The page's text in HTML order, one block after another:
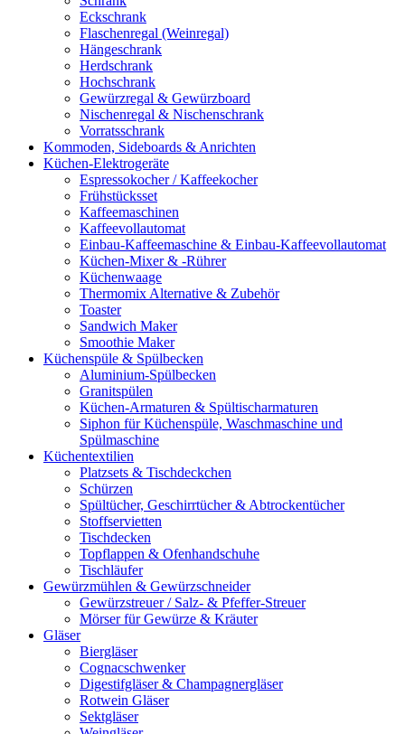
Eckschrank
Flaschenregal (Weinregal)
Hängeschrank
Herdschrank
Hochschrank
Gewürzregal & Gewürzboard
Nischenregal & Nischenschrank
Vorratsschrank
Kommoden, Sideboards & Anrichten
Küchen-Elektrogeräte
Espressokocher / Kaffeekocher
Frühstücksset
Kaffeemaschinen
Kaffeevollautomat
Einbau-Kaffeemaschine & Einbau-Kaffeevollautomat
Küchen-Mixer & -Rührer
Küchenwaage
Thermomix Alternative & Zubehör
Toaster
Sandwich Maker
Smoothie Maker
Küchenspüle & Spülbecken
Aluminium-Spülbecken
Granitspülen
Küchen-Armaturen & Spültischarmaturen
Siphon für Küchenspüle, Waschmaschine und
Spülmaschine
Küchentextilien
Platzsets & Tischdeckchen
Schürzen
Spültücher, Geschirrtücher & Abtrockentücher
Stoffservietten
Tischdecken
Topflappen & Ofenhandschuhe
Tischläufer
Gewürzmühlen & Gewürzschneider
Gewürzstreuer / Salz- & Pfeffer-Streuer
Mörser für Gewürze & Kräuter
Gläser
Biergläser
Cognacschwenker
Digestifgläser & Champagnergläser
Rotwein Gläser
Sektgläser